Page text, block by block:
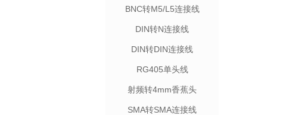
BNC转M5/L5连接线
DIN转N连接线
DIN转DIN连接线
RG405单头线
射频转4mm香蕉头
SMA转SMA连接线